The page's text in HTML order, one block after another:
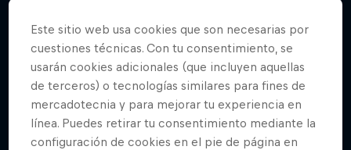
Este sitio web usa cookies que son necesarias por
cuestiones técnicas. Con tu consentimiento, se
usarán cookies adicionales (que incluyen aquellas
de terceros) o tecnologías similares para fines de
mercadotecnia y para mejorar tu experiencia en
línea. Puedes retirar tu consentimiento mediante la
configuración de cookies en el pie de página en